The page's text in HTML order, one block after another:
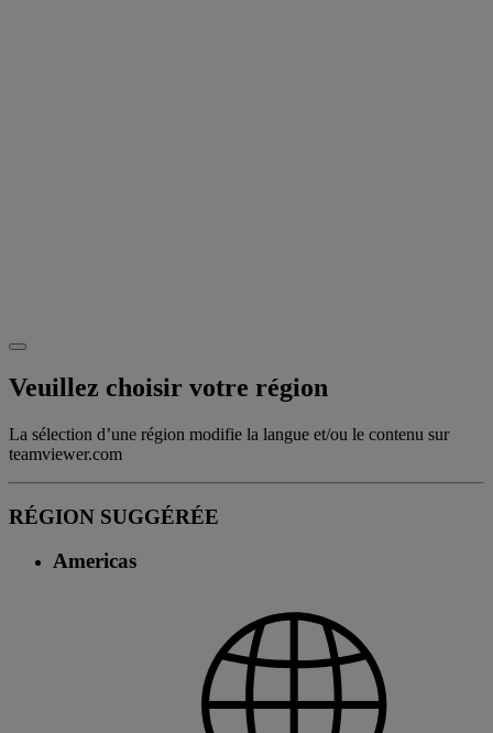
Veuillez choisir votre région
La sélection d’une région modifie la langue et/ou le contenu sur
teamviewer.com
RÉGION SUGGÉRÉE
Americas